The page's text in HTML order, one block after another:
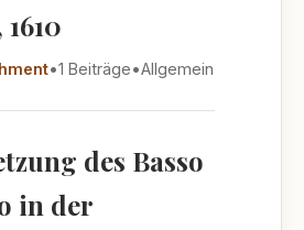
•1 Beiträge•Allgemein
des Basso
in der